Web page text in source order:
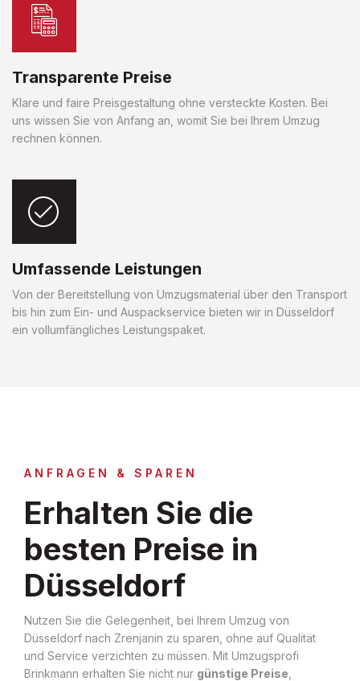
Transparente Preise
Klare und faire Preisgestaltung ohne versteckte Kosten. Bei
uns wissen Sie von Anfang an, womit Sie bei Ihrem Umzug
rechnen können.
Umfassende Leistungen
Von der Bereitstellung von Umzugsmaterial über den Transport
bis hin zum Ein- und Auspackservice bieten wir in Düsseldorf
ein vollumfängliches Leistungspaket.
ANFRAGEN & SPAREN
Erhalten Sie die
besten Preise in
Düsseldorf
Nutzen Sie die Gelegenheit, bei Ihrem Umzug von
Düsseldorf nach Zrenjanin zu sparen, ohne auf Qualität
und Service verzichten zu müssen. Mit Umzugsprofi
Brinkmann erhalten Sie nicht nur günstige Preise